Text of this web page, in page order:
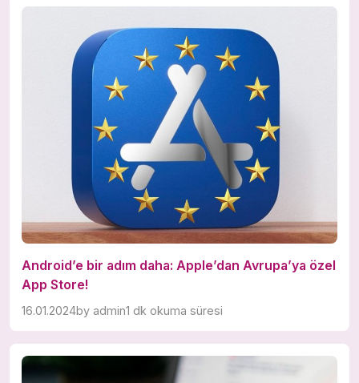
Android’e bir adım daha: Apple’dan Avrupa’ya özel
App Store!
16.01.2024by admin1 dk okuma süresi